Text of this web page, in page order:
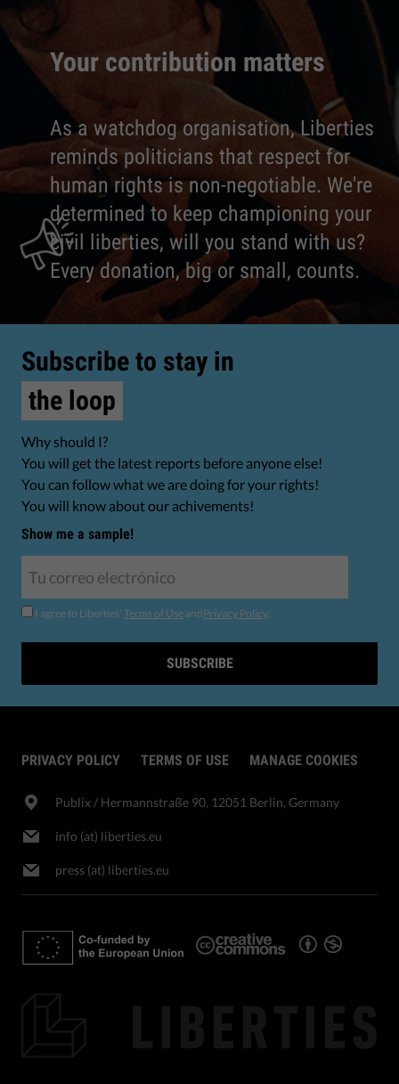
Your contribution matters
As a watchdog organisation, Liberties
reminds politicians that respect for
human rights is non-negotiable. We're
determined to keep championing your
civil liberties, will you stand with us?
Every donation, big or small, counts.
Subscribe to stay in
the loop
Why should I?
You will get the latest reports before anyone else!
You can follow what we are doing for your rights!
You will know about our achivements!
Show me a sample!
I agree to Liberties' Terms of Use andPrivacy Policy.
SUBSCRIBE
PRIVACY POLICY TERMS OF USE MANAGE COOKIES
Publix​ / Hermannstraße 90, 12051 Berlin, Germany
info (at) liberties.eu
press (at) liberties.eu